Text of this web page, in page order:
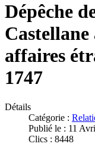
Dépêche
affaires
1747
Détails
Catégorie :
Publié le : 11
Clics : 8448